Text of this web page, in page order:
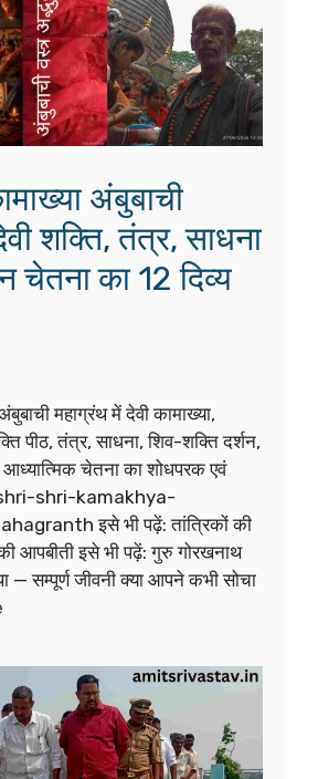
अंबुबाची
शक्ति, तंत्र, साधना
का 12 दिव्य
महाग्रंथ में देवी कामाख्या,
पीठ, तंत्र, साधना, शिव-शक्ति दर्शन,
चेतना का शोधपरक एवं
shri-kamakhya-
इसे भी पढ़ें: तांत्रिकों की
की आपबीती इसे भी पढ़ें: गुरु गोरखनाथ
सम्पूर्ण जीवनी क्या आपने कभी सोचा